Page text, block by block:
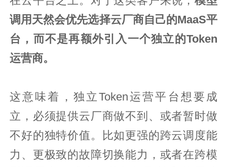
调用天然会优先选择云厂商自己的MaaS平
台，而不是再额外引入一个独立的Token
运营商。
这意味着，独立Token运营平台想要成
立，必须提供云厂商做不到、或者暂时做
不好的独特价值。比如更强的跨云调度能
力、更极致的故障切换能力，或者在跨模